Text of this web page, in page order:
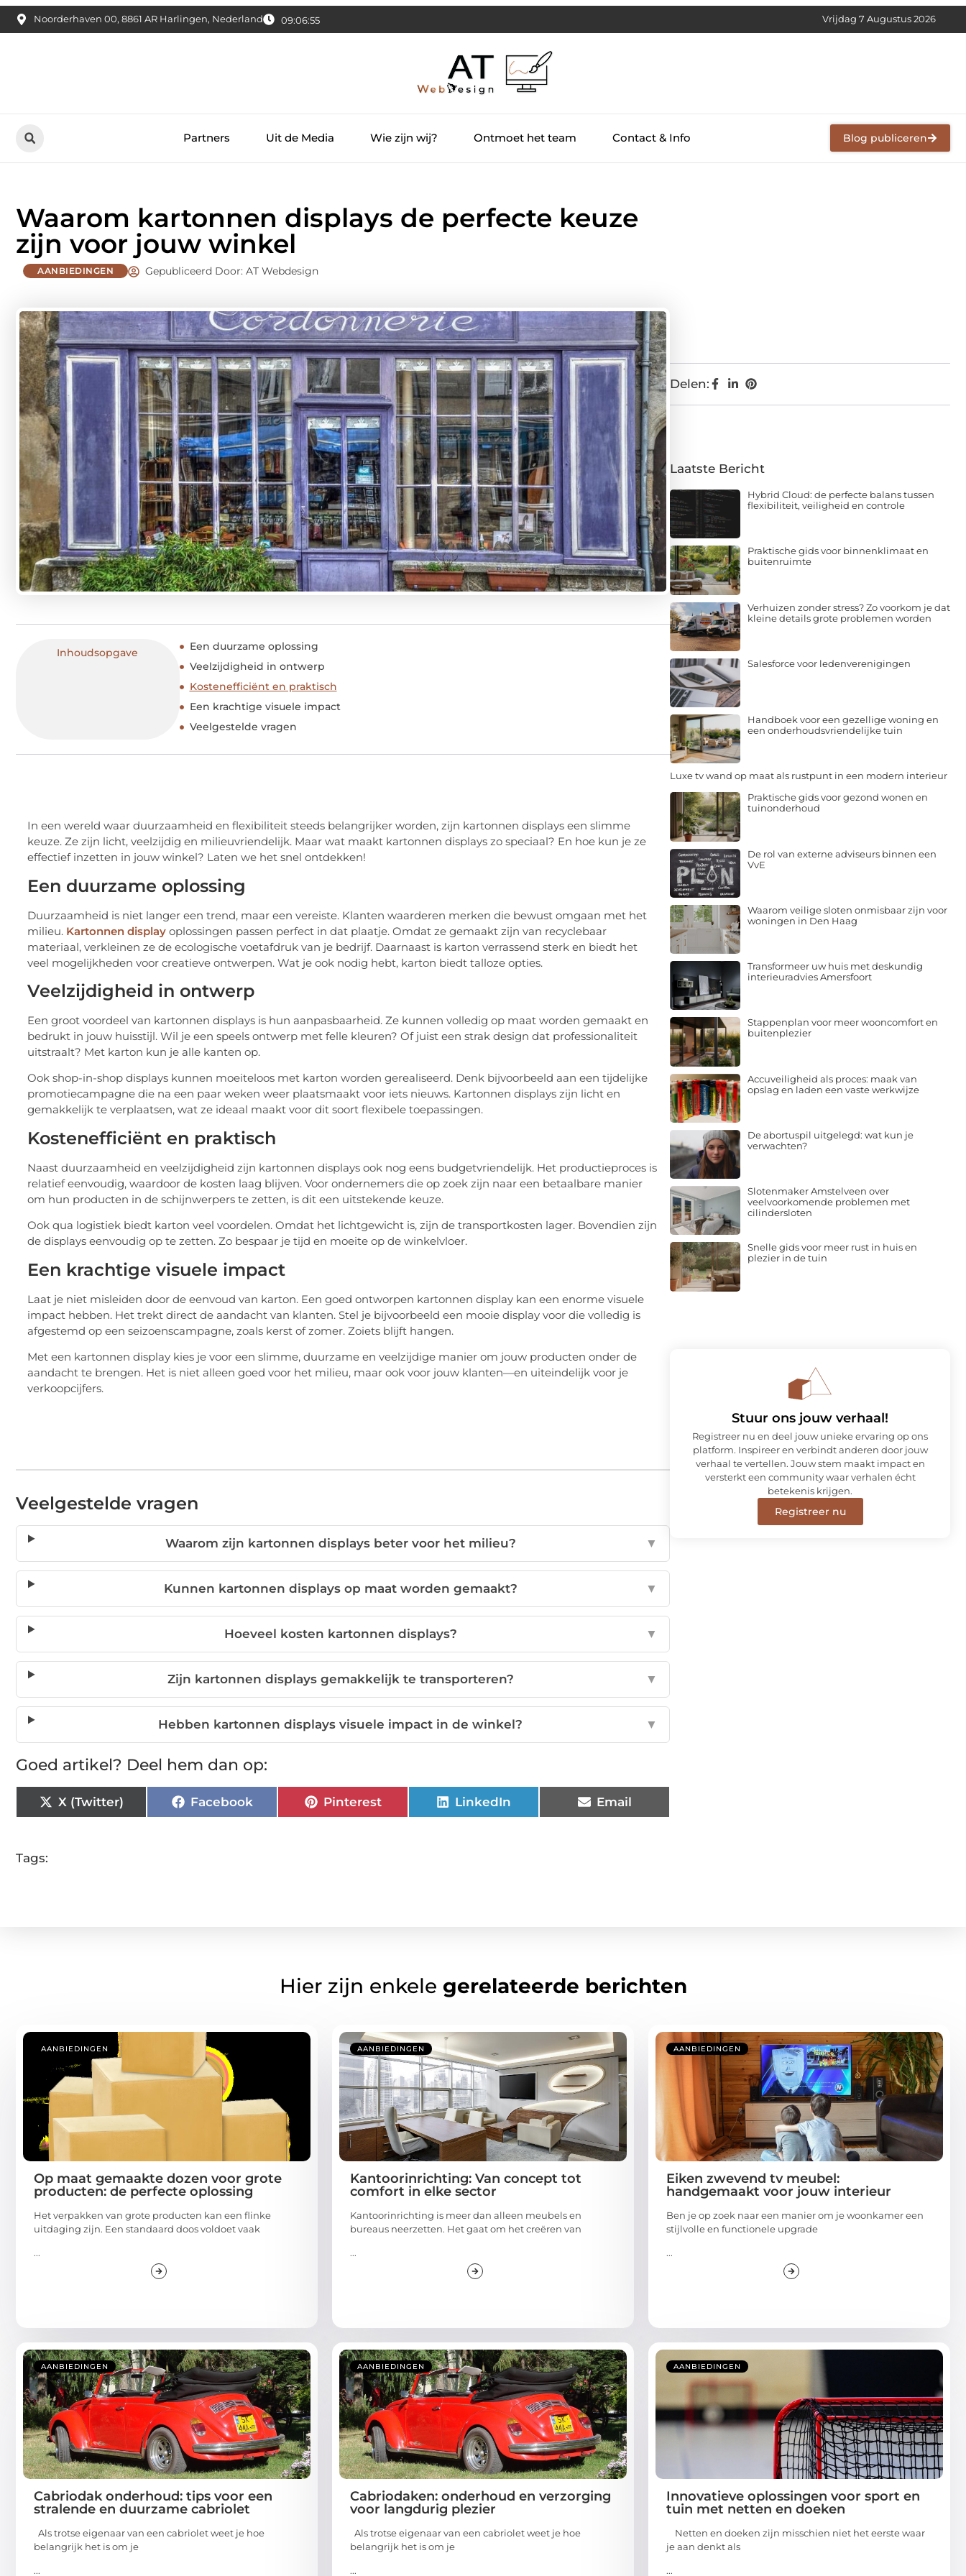
Noorderhaven 00, 8861 AR Harlingen, Nederland 09:06:57 Vrijdag 7 Augustus 2026
Partners Uit de Media Wie zijn wij? Ontmoet het team Contact & Info Blog publiceren
Waarom kartonnen displays de perfecte keuze
zijn voor jouw winkel
AANBIEDINGEN Gepubliceerd Door: AT Webdesign
Inhoudsopgave
Een duurzame oplossing
Veelzijdigheid in ontwerp
Kostenefficiënt en praktisch
Een krachtige visuele impact
Veelgestelde vragen
In een wereld waar duurzaamheid en flexibiliteit steeds belangrijker worden, zijn kartonnen displays een slimme
keuze. Ze zijn licht, veelzijdig en milieuvriendelijk. Maar wat maakt kartonnen displays zo speciaal? En hoe kun je ze
effectief inzetten in jouw winkel? Laten we het snel ontdekken!
Een duurzame oplossing
Duurzaamheid is niet langer een trend, maar een vereiste. Klanten waarderen merken die bewust omgaan met het
milieu. Kartonnen display oplossingen passen perfect in dat plaatje. Omdat ze gemaakt zijn van recyclebaar
materiaal, verkleinen ze de ecologische voetafdruk van je bedrijf. Daarnaast is karton verrassend sterk en biedt het
veel mogelijkheden voor creatieve ontwerpen. Wat je ook nodig hebt, karton biedt talloze opties.
Veelzijdigheid in ontwerp
Een groot voordeel van kartonnen displays is hun aanpasbaarheid. Ze kunnen volledig op maat worden gemaakt en
bedrukt in jouw huisstijl. Wil je een speels ontwerp met felle kleuren? Of juist een strak design dat professionaliteit
uitstraalt? Met karton kun je alle kanten op.
Ook shop-in-shop displays kunnen moeiteloos met karton worden gerealiseerd. Denk bijvoorbeeld aan een tijdelijke
promotiecampagne die na een paar weken weer plaatsmaakt voor iets nieuws. Kartonnen displays zijn licht en
gemakkelijk te verplaatsen, wat ze ideaal maakt voor dit soort flexibele toepassingen.
Kostenefficiënt en praktisch
Naast duurzaamheid en veelzijdigheid zijn kartonnen displays ook nog eens budgetvriendelijk. Het productieproces is
relatief eenvoudig, waardoor de kosten laag blijven. Voor ondernemers die op zoek zijn naar een betaalbare manier
om hun producten in de schijnwerpers te zetten, is dit een uitstekende keuze.
Ook qua logistiek biedt karton veel voordelen. Omdat het lichtgewicht is, zijn de transportkosten lager. Bovendien zijn
de displays eenvoudig op te zetten. Zo bespaar je tijd en moeite op de winkelvloer.
Een krachtige visuele impact
Laat je niet misleiden door de eenvoud van karton. Een goed ontworpen kartonnen display kan een enorme visuele
impact hebben. Het trekt direct de aandacht van klanten. Stel je bijvoorbeeld een mooie display voor die volledig is
afgestemd op een seizoenscampagne, zoals kerst of zomer. Zoiets blijft hangen.
Met een kartonnen display kies je voor een slimme, duurzame en veelzijdige manier om jouw producten onder de
aandacht te brengen. Het is niet alleen goed voor het milieu, maar ook voor jouw klanten—en uiteindelijk voor je
verkoopcijfers.
Veelgestelde vragen
Waarom zijn kartonnen displays beter voor het milieu? ▼
Kunnen kartonnen displays op maat worden gemaakt? ▼
Hoeveel kosten kartonnen displays? ▼
Zijn kartonnen displays gemakkelijk te transporteren? ▼
Hebben kartonnen displays visuele impact in de winkel? ▼
Goed artikel? Deel hem dan op:
X (Twitter) Facebook Pinterest LinkedIn Email
Tags:
Delen:
Laatste Bericht
Hybrid Cloud: de perfecte balans tussen
flexibiliteit, veiligheid en controle
Praktische gids voor binnenklimaat en
buitenruimte
Verhuizen zonder stress? Zo voorkom je dat
kleine details grote problemen worden
Salesforce voor ledenverenigingen
Handboek voor een gezellige woning en
een onderhoudsvriendelijke tuin
Luxe tv wand op maat als rustpunt in een modern interieur
Praktische gids voor gezond wonen en
tuinonderhoud
De rol van externe adviseurs binnen een
VvE
Waarom veilige sloten onmisbaar zijn voor
woningen in Den Haag
Transformeer uw huis met deskundig
interieuradvies Amersfoort
Stappenplan voor meer wooncomfort en
buitenplezier
Accuveiligheid als proces: maak van
opslag en laden een vaste werkwijze
De abortuspil uitgelegd: wat kun je
verwachten?
Slotenmaker Amstelveen over
veelvoorkomende problemen met
cilindersloten
Snelle gids voor meer rust in huis en
plezier in de tuin
Stuur ons jouw verhaal!
Registreer nu en deel jouw unieke ervaring op ons
platform. Inspireer en verbindt anderen door jouw
verhaal te vertellen. Jouw stem maakt impact en
versterkt een community waar verhalen écht
betekenis krijgen.
Registreer nu
Hier zijn enkele gerelateerde berichten
AANBIEDINGEN
Op maat gemaakte dozen voor grote
producten: de perfecte oplossing
Het verpakken van grote producten kan een flinke
uitdaging zijn. Een standaard doos voldoet vaak
...
AANBIEDINGEN
Kantoorinrichting: Van concept tot
comfort in elke sector
Kantoorinrichting is meer dan alleen meubels en
bureaus neerzetten. Het gaat om het creëren van
...
AANBIEDINGEN
Eiken zwevend tv meubel:
handgemaakt voor jouw interieur
Ben je op zoek naar een manier om je woonkamer een
stijlvolle en functionele upgrade
...
AANBIEDINGEN
Cabriodak onderhoud: tips voor een
stralende en duurzame cabriolet
Als trotse eigenaar van een cabriolet weet je hoe
belangrijk het is om je
...
AANBIEDINGEN
Cabriodaken: onderhoud en verzorging
voor langdurig plezier
Als trotse eigenaar van een cabriolet weet je hoe
belangrijk het is om je
...
AANBIEDINGEN
Innovatieve oplossingen voor sport en
tuin met netten en doeken
Netten en doeken zijn misschien niet het eerste waar
je aan denkt als
...